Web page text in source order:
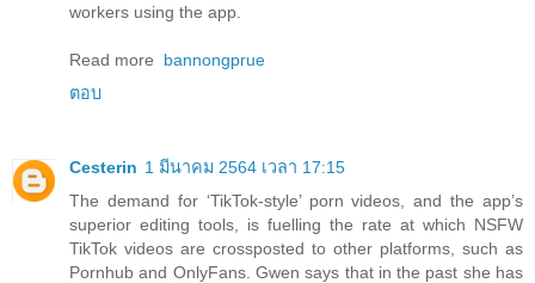
workers using the app.
Read more bannongprue
ตอบ
Cesterin 1 มีนาคม 2564 เวลา 17:15
The demand for ‘TikTok-style’ porn videos, and the app’s
superior editing tools, is fuelling the rate at which NSFW
TikTok videos are crossposted to other platforms, such as
Pornhub and OnlyFans. Gwen says that in the past she has